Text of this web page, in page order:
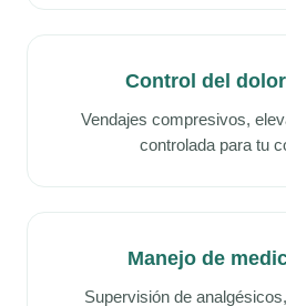
Control del
Vendajes compresivos,
controlada para tu
Manejo de
Supervisión de